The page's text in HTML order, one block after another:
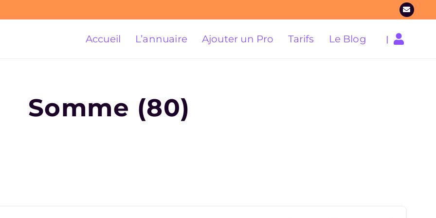
Accueil L’annuaire Ajouter un Pro Tarifs Le Blog |
Somme (80)